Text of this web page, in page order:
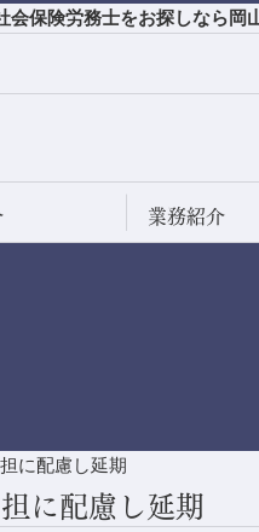
保険労務士をお探しなら岡
業務紹介
に配慮し延期
に配慮し延期